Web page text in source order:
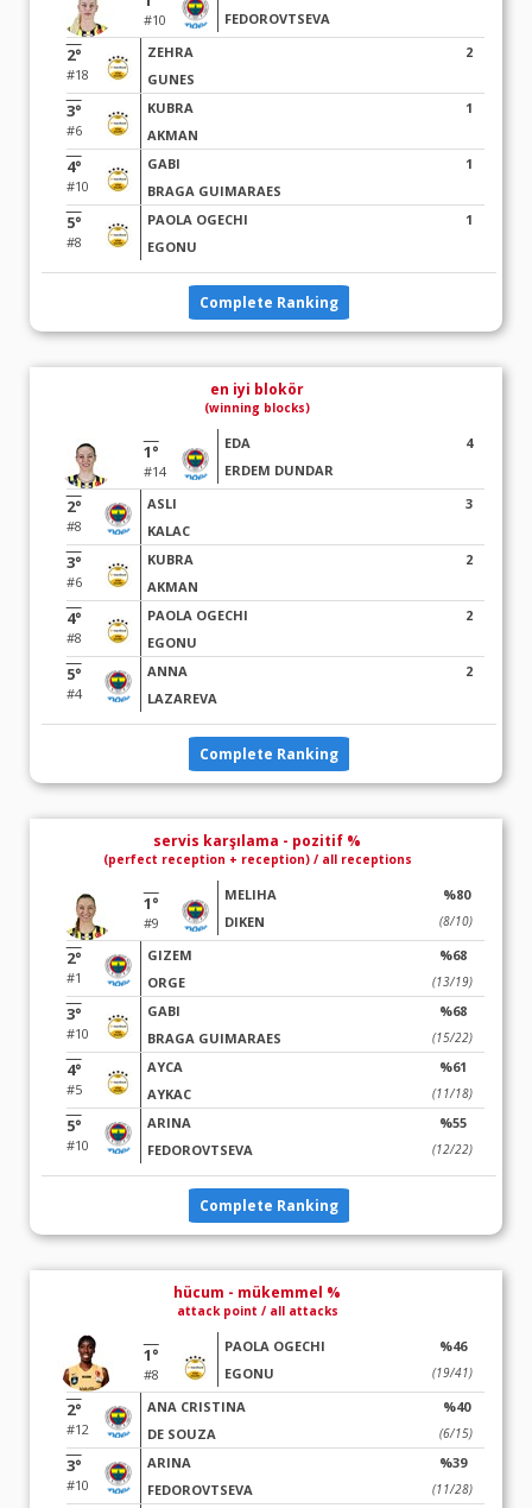
#10 FEDOROVTSEVA
2°
#18
ZEHRA
GUNES
2
3°
#6
KUBRA
AKMAN
1
4°
#10
GABI
BRAGA GUIMARAES
1
5°
#8
PAOLA OGECHI
EGONU
1
Complete Ranking
en iyi blokör
(winning blocks)
1°
#14
EDA
ERDEM DUNDAR
4
2°
#8
ASLI
KALAC
3
3°
#6
KUBRA
AKMAN
2
4°
#8
PAOLA OGECHI
EGONU
2
5°
#4
ANNA
LAZAREVA
2
Complete Ranking
servis karşılama - pozitif %
(perfect reception + reception) / all receptions
1°
#9
MELIHA
DIKEN
%80
(8/10)
2°
#1
GIZEM
ORGE
%68
(13/19)
3°
#10
GABI
BRAGA GUIMARAES
%68
(15/22)
4°
#5
AYCA
AYKAC
%61
(11/18)
5°
#10
ARINA
FEDOROVTSEVA
%55
(12/22)
Complete Ranking
hücum - mükemmel %
attack point / all attacks
1°
#8
PAOLA OGECHI
EGONU
%46
(19/41)
2°
#12
ANA CRISTINA
DE SOUZA
%40
(6/15)
3°
#10
ARINA
FEDOROVTSEVA
%39
(11/28)